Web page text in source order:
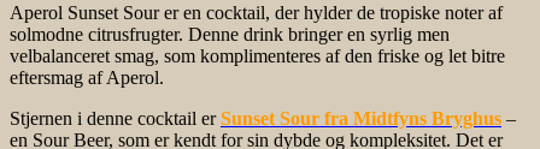
Aperol Sunset Sour er en cocktail, der hylder de tropiske noter af
solmodne citrusfrugter. Denne drink bringer en syrlig men
velbalanceret smag, som komplimenteres af den friske og let bitre
eftersmag af Aperol.
Stjernen i denne cocktail erSunset Sour fra Midtfyns Bryghus –
en Sour Beer, som er kendt for sin dybde og kompleksitet. Det er